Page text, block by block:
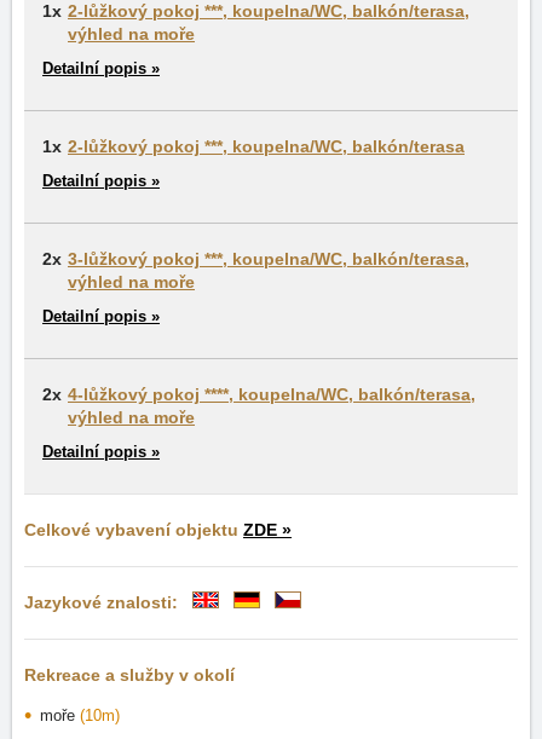
1x 2-lůžkový pokoj ***, koupelna/WC, balkón/terasa,
výhled na moře
Detailní popis »
1x 2-lůžkový pokoj ***, koupelna/WC, balkón/terasa
Detailní popis »
2x 3-lůžkový pokoj ***, koupelna/WC, balkón/terasa,
výhled na moře
Detailní popis »
2x 4-lůžkový pokoj ****, koupelna/WC, balkón/terasa,
výhled na moře
Detailní popis »
Celkové vybavení objektu ZDE »
Jazykové znalosti:
Rekreace a služby v okolí
moře (10m)